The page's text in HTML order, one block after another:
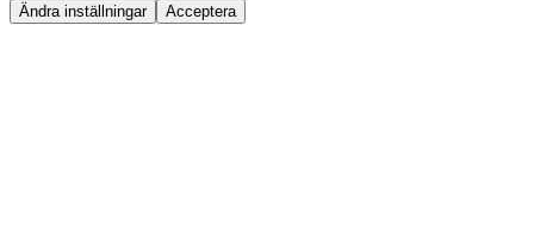
Ändra inställningar Acceptera